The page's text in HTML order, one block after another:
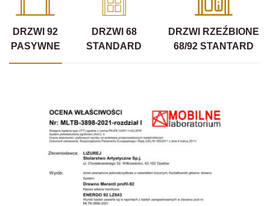
DRZWI 92
PASYWNE
DRZWI 68
STANDARD
DRZWI RZEŹBIONE
68/92 STANTARD